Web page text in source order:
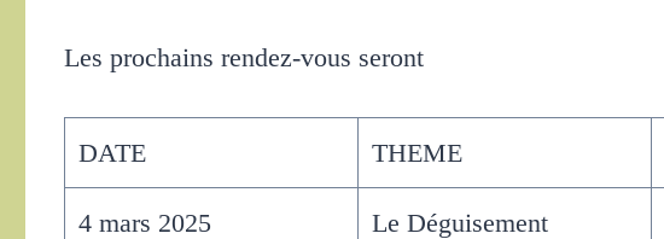
Les prochains rendez-vous seront
DATE THEME
4 mars 2025 Le Déguisement